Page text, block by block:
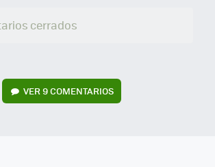
cerrados
VER9 COMENTARIOS